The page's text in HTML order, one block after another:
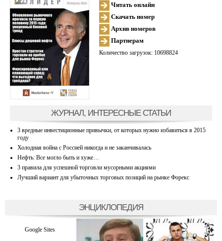
Читать онлайн
Скачать номер
Архив номеров
Партнерам
Количество загрузок: 10698824
ЖУРНАЛ, ИНТЕРЕСНЫЕ СТАТЬИ
3 вредные инвестиционные привычки, от которых нужно избавиться в 2015
году
Холодная война с Россией никогда и не заканчивалась
Нефть: Все могло быть и хуже…
3 правила для успешной торговли мусорными акциями
Лучший вариант для убыточных торговых позиций на рынке Форекс
ЭНЦИКЛОПЕДИЯ
Google Sites